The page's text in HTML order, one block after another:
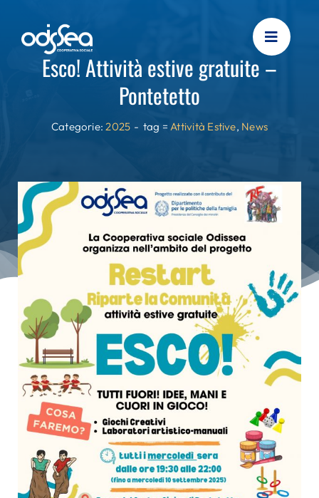
content
Esco! Attività estive gratuite –
Pontetetto
Categorie:2025 - tag =Attività Estive, News